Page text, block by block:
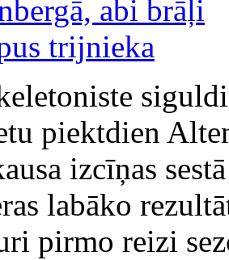
piektdien
izcīņas
labāko
pirmo reizi